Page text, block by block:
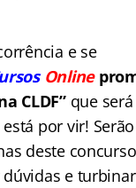
e se
Online
CLDF” que será
por vir!
deste
e